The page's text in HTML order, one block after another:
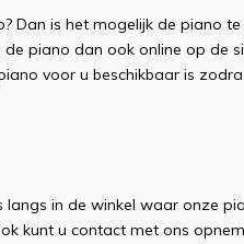
Dan is het mogelijk de piano te
piano dan ook online op de
voor u beschikbaar is
langs in de winkel waar onze
kunt u contact met ons